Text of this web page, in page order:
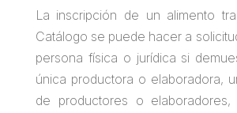
La inscripción de un alimento
Catálogo se puede hacer a
persona física o jurídica si
única productora o elaboradora,
de productores o